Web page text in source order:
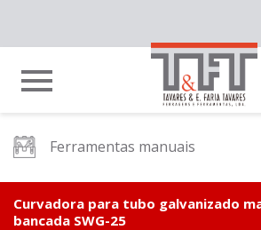
Ferramentas manuais
Curvadora para tubo galvanizado
bancada SWG-25